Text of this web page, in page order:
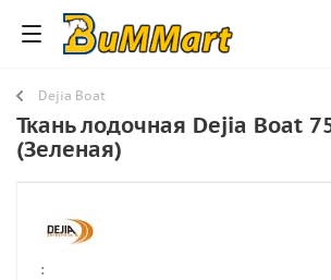
Dejia Boat
Ткань лодочная Dejia Boat
(Зеленая)
: